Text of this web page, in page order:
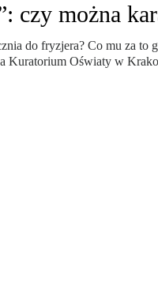
czy można
do fryzjera? Co mu za to
Kuratorium Oświaty w